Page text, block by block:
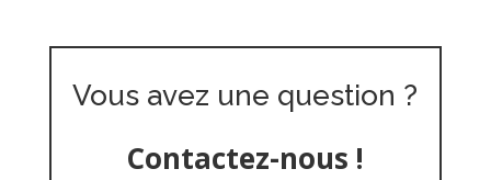
Vous avez une question ?
Contactez-nous !